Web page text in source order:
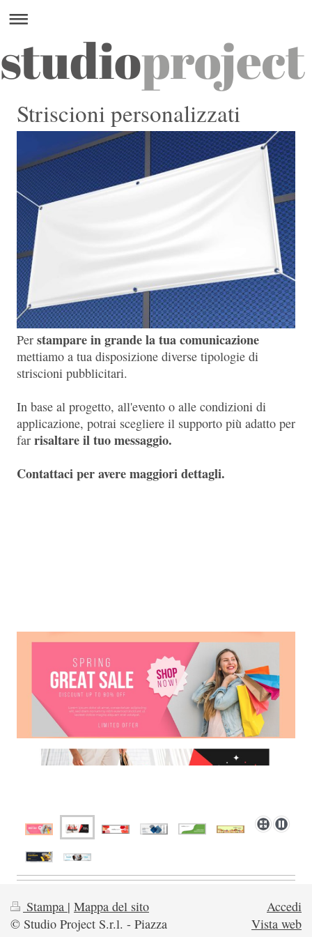
Striscioni personalizzati
Per stampare in grande la tua comunicazione
mettiamo a tua disposizione diverse tipologie di
striscioni pubblicitari.
In base al progetto, all'evento o alle condizioni di
applicazione, potrai scegliere il supporto più adatto per
far risaltare il tuo messaggio.
Contattaci per avere maggiori dettagli.
Stampa | Mappa del sito
© Studio Project S.r.l. - Piazza
Accedi
Vista web